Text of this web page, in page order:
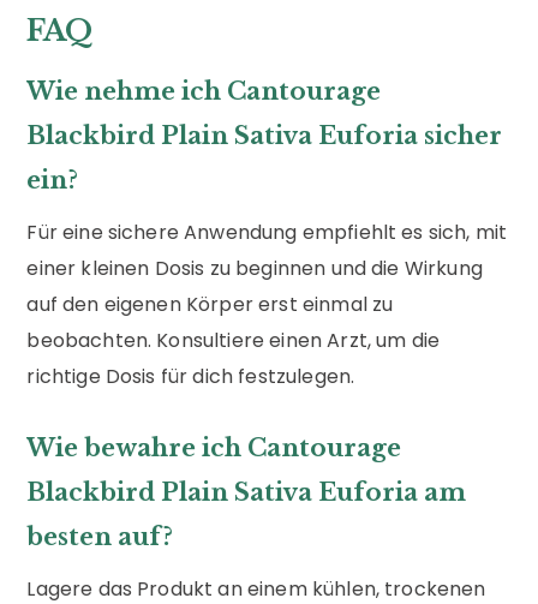
FAQ
Wie nehme ich Cantourage
Blackbird Plain Sativa Euforia sicher
ein?
Für eine sichere Anwendung empfiehlt es sich, mit
einer kleinen Dosis zu beginnen und die Wirkung
auf den eigenen Körper erst einmal zu
beobachten. Konsultiere einen Arzt, um die
richtige Dosis für dich festzulegen.
Wie bewahre ich Cantourage
Blackbird Plain Sativa Euforia am
besten auf?
Lagere das Produkt an einem kühlen, trockenen